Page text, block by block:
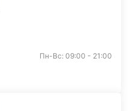
Пн-Вс: 09:00 - 21:00